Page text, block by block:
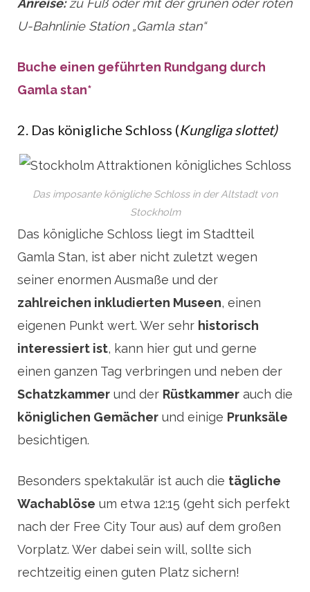
Anreise:zu Fuß oder mit der grünen oder roten
U-Bahnlinie Station „Gamla stan“
Buche einen geführten Rundgang durch
Gamla stan*
2. Das königliche Schloss (Kungliga slottet)
Das imposante königliche Schloss in der Altstadt von
Stockholm
Das königliche Schloss liegt im Stadtteil
Gamla Stan, ist aber nicht zuletzt wegen
seiner enormen Ausmaße und der
zahlreichen inkludierten Museen, einen
eigenen Punkt wert. Wer sehr historisch
interessiert ist, kann hier gut und gerne
einen ganzen Tag verbringen und neben der
Schatzkammer und der Rüstkammer auch die
königlichen Gemächer und einige Prunksäle
besichtigen.
Besonders spektakulär ist auch die tägliche
Wachablöse um etwa 12:15 (geht sich perfekt
nach der Free City Tour aus) auf dem großen
Vorplatz. Wer dabei sein will, sollte sich
rechtzeitig einen guten Platz sichern!